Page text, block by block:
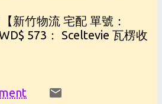
新竹物流 宅配 單號：
573： Sceltevie 瓦楞收